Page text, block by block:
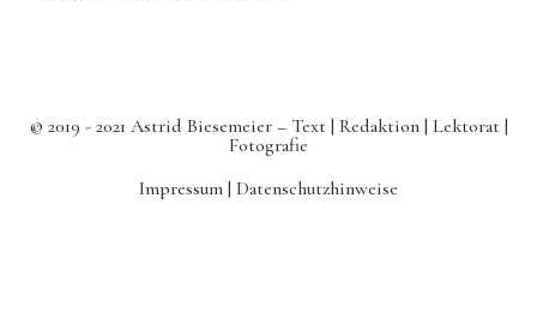
© 2019 - 2021 Astrid Biesemeier – Text | Redaktion | Lektorat |
Fotografie
Impressum | Datenschutzhinweise